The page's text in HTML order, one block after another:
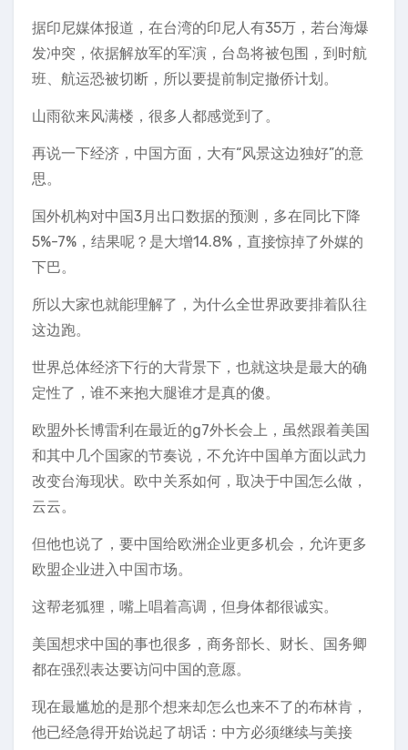
据印尼媒体报道，在台湾的印尼人有35万，若台海爆
发冲突，依据解放军的军演，台岛将被包围，到时航
班、航运恐被切断，所以要提前制定撤侨计划。
山雨欲来风满楼，很多人都感觉到了。
再说一下经济，中国方面，大有“风景这边独好”的意
思。
国外机构对中国3月出口数据的预测，多在同比下降
5%-7%，结果呢？是大增14.8%，直接惊掉了外媒的
下巴。
所以大家也就能理解了，为什么全世界政要排着队往
这边跑。
世界总体经济下行的大背景下，也就这块是最大的确
定性了，谁不来抱大腿谁才是真的傻。
欧盟外长博雷利在最近的g7外长会上，虽然跟着美国
和其中几个国家的节奏说，不允许中国单方面以武力
改变台海现状。欧中关系如何，取决于中国怎么做，
云云。
但他也说了，要中国给欧洲企业更多机会，允许更多
欧盟企业进入中国市场。
这帮老狐狸，嘴上唱着高调，但身体都很诚实。
美国想求中国的事也很多，商务部长、财长、国务卿
都在强烈表达要访问中国的意愿。
现在最尴尬的是那个想来却怎么也来不了的布林肯，
他已经急得开始说起了胡话：中方必须继续与美接